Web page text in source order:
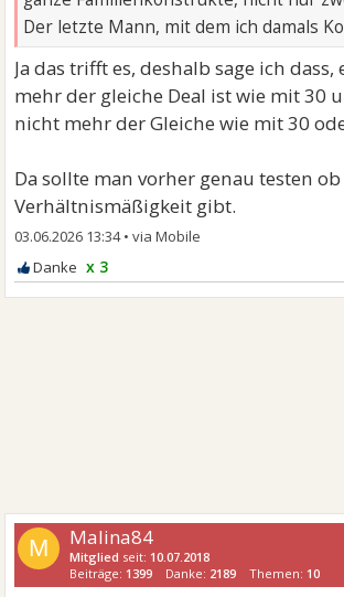
Der letzte Mann, mit dem ich damals
Ja das trifft es, deshalb sage ich
mehr der gleiche Deal ist wie mit 30
nicht mehr der Gleiche wie mit 30
Da sollte man vorher genau testen ob
Verhältnismäßigkeit gibt.
03.06.2026 13:34•
x 3
M Malina84
Mitglied seit: 10.07.2018
Beiträge: 1399 Danke: 2189 Themen: 10